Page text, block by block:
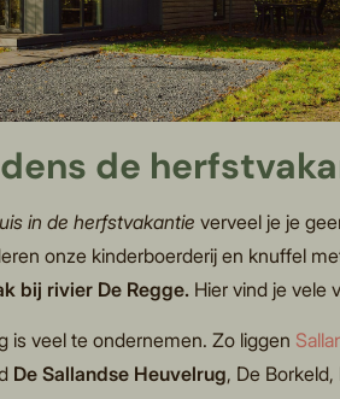
de
in de herfstvakantie verveel je je
onze kinderboerderij en knuffel
bij rivier De Regge. Hier vind je vele
is veel te ondernemen. Zo liggen
De Sallandse Heuvelrug, De